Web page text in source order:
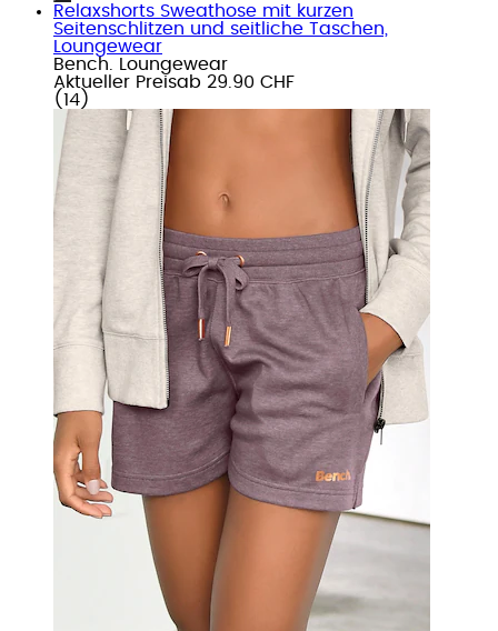
Relaxshorts Sweathose mit kurzen
Seitenschlitzen und seitliche Taschen,
Loungewear
Bench. Loungewear
Aktueller Preisab 29.90 CHF
( 14 )